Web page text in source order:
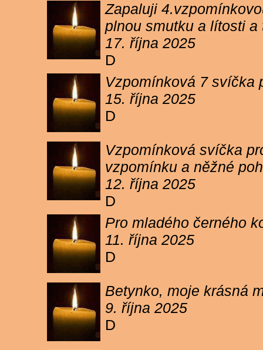
Zapaluji
plnou smutku a lítosti
17. října 2025
D
Vzpomínková 7 svíčka
15. října 2025
D
Vzpomínková svíčka
vzpomínku a něžné
12. října 2025
D
Pro mladého černého
11. října 2025
D
Betynko, moje krásná
9. října 2025
D